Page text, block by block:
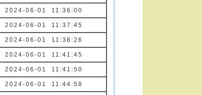
2024-06-01 11:36:00
2024-06-01 11:37:45
2024-06-01 11:38:26
2024-06-01 11:41:45
2024-06-01 11:41:50
2024-06-01 11:44:58